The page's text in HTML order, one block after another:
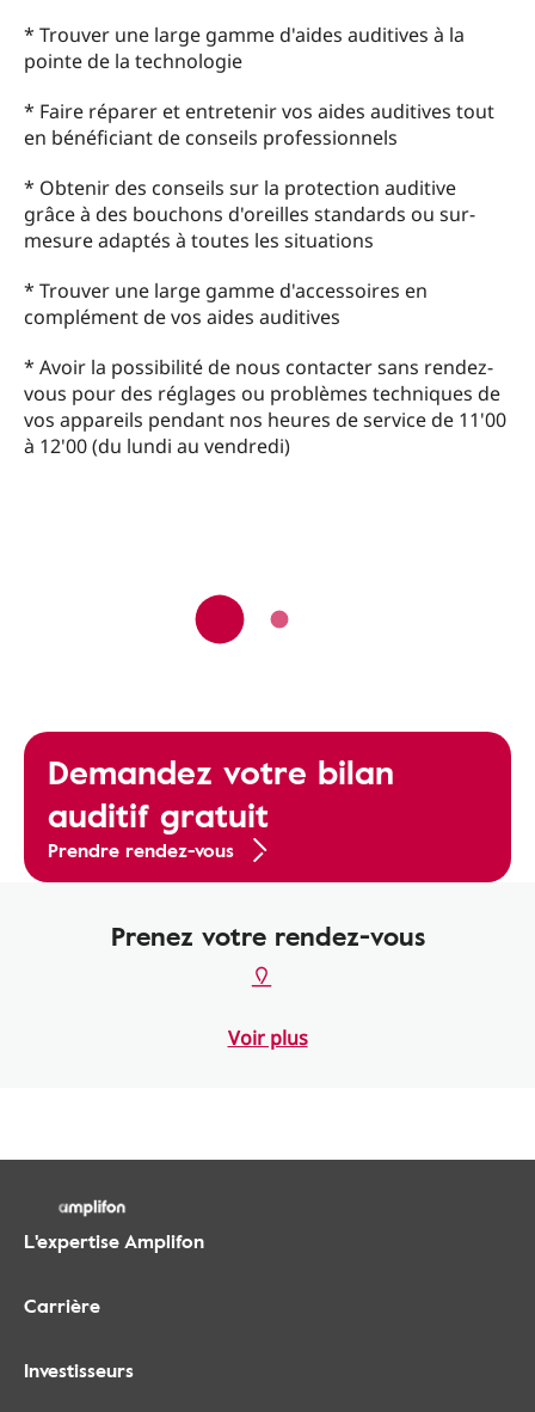
* Trouver une large gamme d'aides auditives à la
pointe de la technologie
* Faire réparer et entretenir vos aides auditives tout
en bénéficiant de conseils professionnels
* Obtenir des conseils sur la protection auditive
grâce à des bouchons d'oreilles standards ou sur-
mesure adaptés à toutes les situations
* Trouver une large gamme d'accessoires en
complément de vos aides auditives
* Avoir la possibilité de nous contacter sans rendez-
vous pour des réglages ou problèmes techniques de
vos appareils pendant nos heures de service de 11'00
à 12'00 (du lundi au vendredi)
Demandez votre bilan
auditif gratuit
Prendre rendez-vous
Prenez votre rendez-vous
Voir plus
L'expertise Amplifon
Carrière
Investisseurs